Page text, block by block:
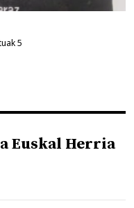
5
Euskal Herria